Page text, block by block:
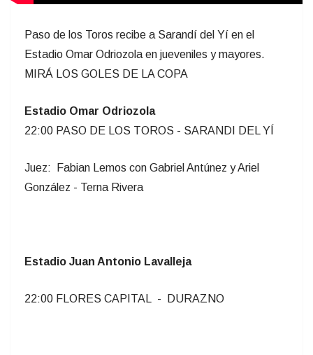
Paso de los Toros recibe a Sarandí del Yí en el
Estadio Omar Odriozola en jueveniles y mayores.
MIRÁ LOS GOLES DE LA COPA
Estadio Omar Odriozola
22:00 PASO DE LOS TOROS - SARANDI DEL YÍ
Juez: Fabian Lemos con Gabriel Antúnez y Ariel
González - Terna Rivera
Estadio Juan Antonio Lavalleja
22:00 FLORES CAPITAL - DURAZNO